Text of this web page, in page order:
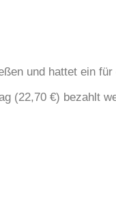
und hattet ein
(22,70 €) bezahlt